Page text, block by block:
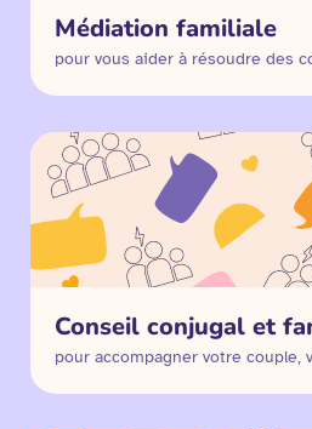
Médiation familiale
pour vous aider à résoudre des
Conseil conjugal et
pour accompagner votre couple,